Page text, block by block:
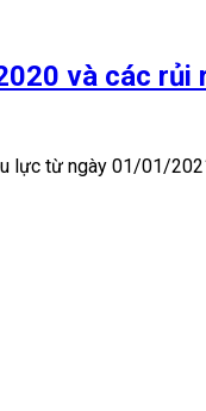
và các rủi
lực từ ngày 01/01/